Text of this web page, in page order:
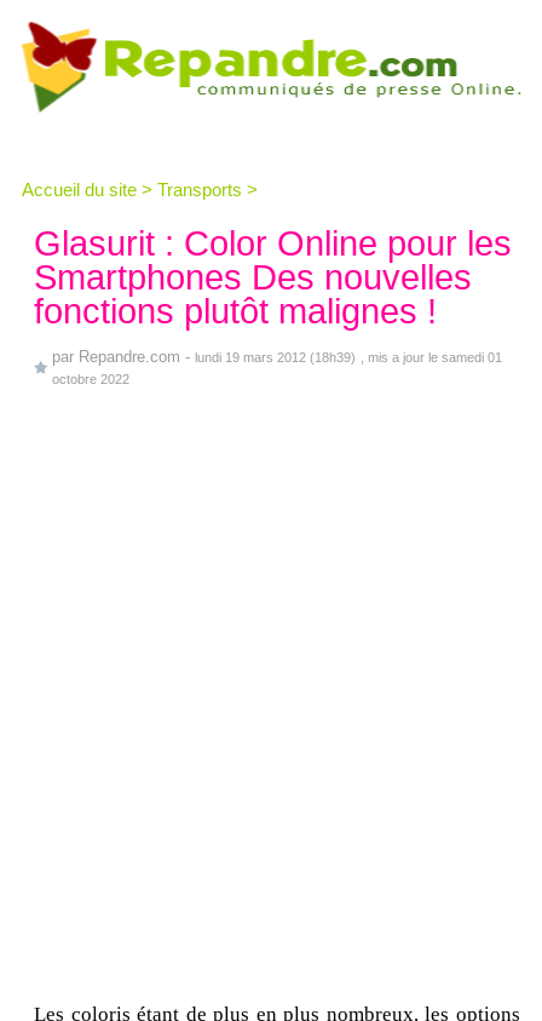
Accueil du site > Transports >
Glasurit : Color Online pour les
Smartphones Des nouvelles
fonctions plutôt malignes !
par Repandre.com - lundi 19 mars 2012 (18h39)
, mis a jour le samedi 01
octobre 2022
Les coloris étant de plus en plus nombreux, les options